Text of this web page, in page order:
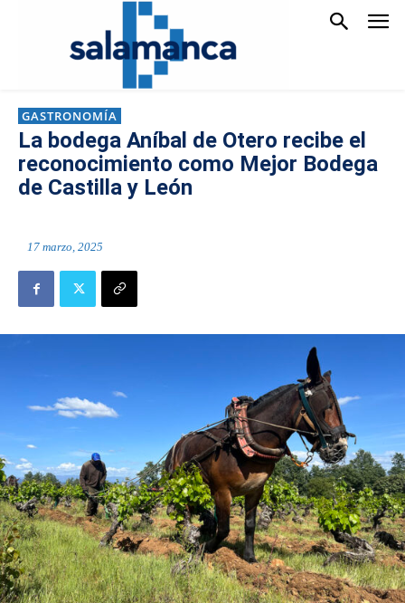
GASTRONOMÍA
La bodega Aníbal de Otero recibe el
reconocimiento como Mejor Bodega
de Castilla y León
17 marzo, 2025